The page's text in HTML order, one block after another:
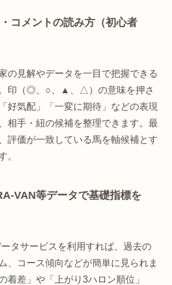
コメントの読み方（初心者
の見解やデータを一目で把握できる
印（◎、○、▲、△）の意味を押さ
好気配」「一変に期待」などの表現
相手・紐の候補を整理できます。最
評価が一致している馬を軸候補とす
。
VAN等データで基礎指標を
タサービスを利用すれば、過去の
、コース傾向などが簡単に見られま
着差」や「上がり3ハロン順位」